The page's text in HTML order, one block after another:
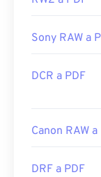
https://
Sony RAW a
DCR a PDF
Canon RAW a
DRF a PDF